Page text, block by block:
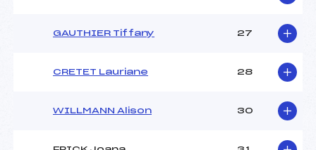
GAUTHIER Tiffany 27
CRETET Lauriane 28
WILLMANN Alison 30